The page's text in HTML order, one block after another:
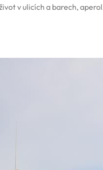
v ulicích a barech,